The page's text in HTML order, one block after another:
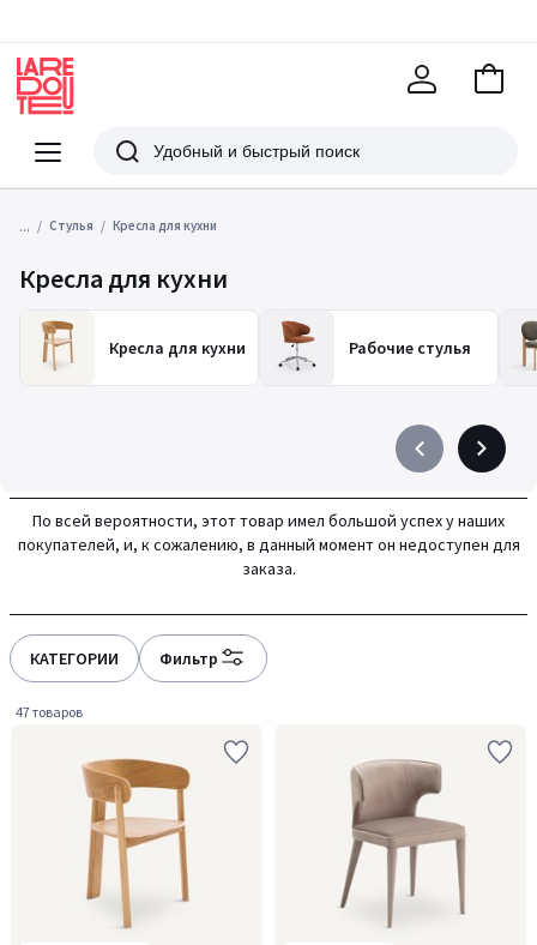
Меню
Redoute
Поиск
В
... Стулья Кресла для кухни
Кресла для кухни
Кресла для кухни Рабочие стулья
Précédent
à
gauche
Suivant
à
droite
По всей вероятности, этот товар имел большой успех у наших
покупателей, и, к сожалению, в данный момент он недоступен для
заказа.
КАТЕГОРИИ Фильтр
47 товаров